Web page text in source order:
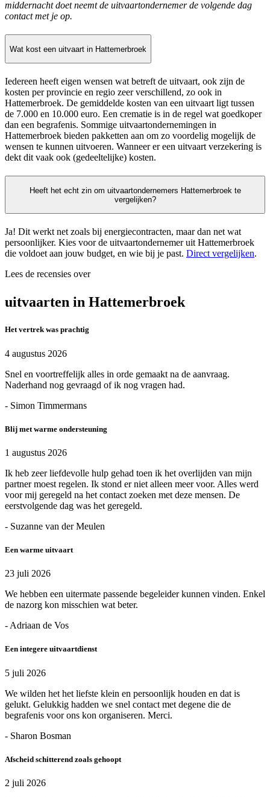
middernacht doet neemt de uitvaartondernemer de volgende dag
contact met je op.
Wat kost een uitvaart in Hattemerbroek
Iedereen heeft eigen wensen wat betreft de uitvaart, ook zijn de
kosten per provincie en regio zeer verschillend, zo ook in
Hattemerbroek. De gemiddelde kosten van een uitvaart ligt tussen
de 7.000 en 10.000 euro. Een crematie is in de regel wat goedkoper
dan een begrafenis. Sommige uitvaartondernemingen in
Hattemerbroek bieden pakketten aan om zo voordelig mogelijk de
wensen te kunnen uitvoeren. Wanneer er een uitvaart verzekering is
dekt dit vaak ook (gedeeltelijke) kosten.
Heeft het echt zin om uitvaartondernemers Hattemerbroek te
vergelijken?
Ja! Dit werkt net zoals bij energiecontracten, maar dan net wat
persoonlijker. Kies voor de uitvaartondernemer uit Hattemerbroek
die voldoet aan jouw budget, en wie bij je past. Direct vergelijken.
Lees de recensies over
uitvaarten in Hattemerbroek
Het vertrek was prachtig
4 augustus 2026
Snel en voortreffelijk alles in orde gemaakt na de aanvraag.
Naderhand nog gevraagd of ik nog vragen had.
- Simon Timmermans
Blij met warme ondersteuning
1 augustus 2026
Ik heb zeer liefdevolle hulp gehad toen ik het overlijden van mijn
partner moest regelen. Ik stond er niet alleen meer voor. Alles werd
voor mij geregeld na het contact zoeken met deze mensen. De
eerstvolgende dag was het geregeld.
- Suzanne van der Meulen
Een warme uitvaart
23 juli 2026
We hebben een uitermate passende begeleider kunnen vinden. Enkel
de nazorg kon misschien wat beter.
- Adriaan de Vos
Een integere uitvaartdienst
5 juli 2026
We wilden het het liefste klein en persoonlijk houden en dat is
gelukt. Gelukkig hadden we snel contact met degene die de
begrafenis voor ons kon organiseren. Merci.
- Sharon Bosman
Afscheid schitterend zoals gehoopt
2 juli 2026